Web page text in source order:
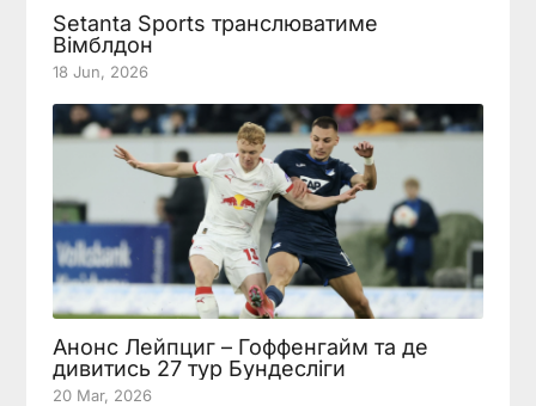
Setanta Sports транслюватиме
Вімблдон
18 Jun, 2026
Анонс Лейпциг – Гоффенгайм та де
дивитись 27 тур Бундесліги
20 Mar, 2026